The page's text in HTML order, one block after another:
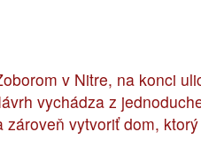
v Nitre, na konci
vychádza z
vytvoriť dom,